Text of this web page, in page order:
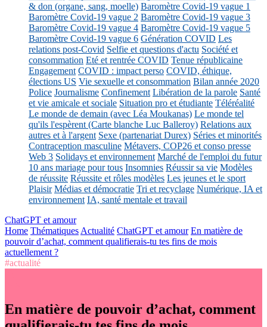
& don (organe, sang, moelle) Baromètre Covid-19 vague 1
Baromètre Covid-19 vague 2 Baromètre Covid-19 vague 3
Baromètre Covid-19 vague 4 Baromètre Covid-19 vague 5
Baromètre Covid-19 vague 6 Génération COVID Les
relations post-Covid Selfie et questions d'actu Société et
consommation Eté et rentrée COVID Tenue républicaine
Engagement COVID : impact perso COVID, éthique,
élections US Vie sexuelle et consommation Bilan année 2020
Police Journalisme Confinement Libération de la parole Santé
et vie amicale et sociale Situation pro et étudiante Téléréalité
Le monde de demain (avec Léa Moukanas) Le monde tel
qu'ils l'espèrent (Carte blanche Luc Balleroy) Relations aux
autres et à l'argent Sexe (partenariat Durex) Séries et minorités
Contraception masculine Métavers, COP26 et conso presse
Web 3 Solidays et environnement Marché de l'emploi du futur
10 ans mariage pour tous Insomnies Réussir sa vie Modèles
de réussite Réussite et rôles modèles Les jeunes et le sport
Plaisir Médias et démocratie Tri et recyclage Numérique, IA et
environnement IA, santé mentale et travail
ChatGPT et amour
Home Thématiques Actualité ChatGPT et amour En matière de
pouvoir d’achat, comment qualifierais-tu tes fins de mois
actuellement ?
#actualité
En matière de pouvoir d’achat, comment